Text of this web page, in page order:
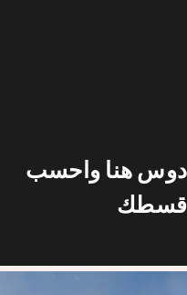
دوس هنا واحسب
قسطك